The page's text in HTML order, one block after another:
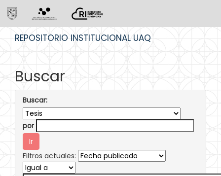
REPOSITORIO INSTITUCIONAL UAQ
Buscar
Buscar:
por
Filtros actuales: